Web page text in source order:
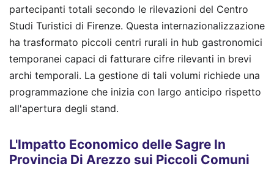
partecipanti totali secondo le rilevazioni del Centro
Studi Turistici di Firenze. Questa internazionalizzazione
ha trasformato piccoli centri rurali in hub gastronomici
temporanei capaci di fatturare cifre rilevanti in brevi
archi temporali. La gestione di tali volumi richiede una
programmazione che inizia con largo anticipo rispetto
all'apertura degli stand.
L'Impatto Economico delle Sagre In
Provincia Di Arezzo sui Piccoli Comuni